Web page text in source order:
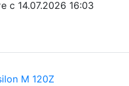
с 14.07.2026 16:03
M 120Z